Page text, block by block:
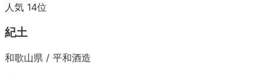
人気 14位
紀土
和歌山県 / 平和酒造